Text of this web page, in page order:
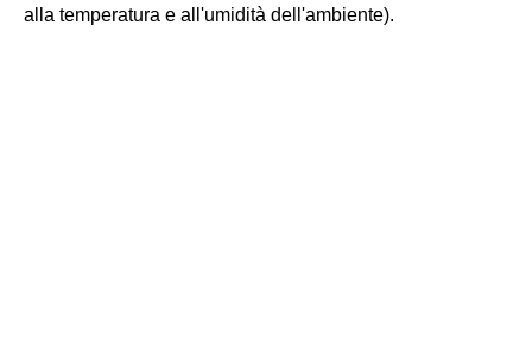
alla temperatura e all'umidità dell'ambiente).